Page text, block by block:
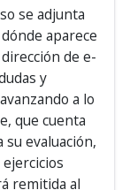
se adjunta
aparece
de e-
y
a lo
que cuenta
su evaluación,
remitida al